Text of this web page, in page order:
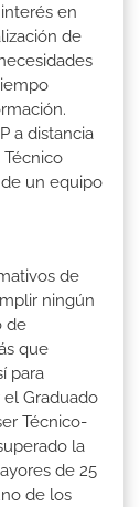
en
de
a distancia
un equipo
de
ningún
de
que
para
Graduado
Técnico-
la
de 25
de los